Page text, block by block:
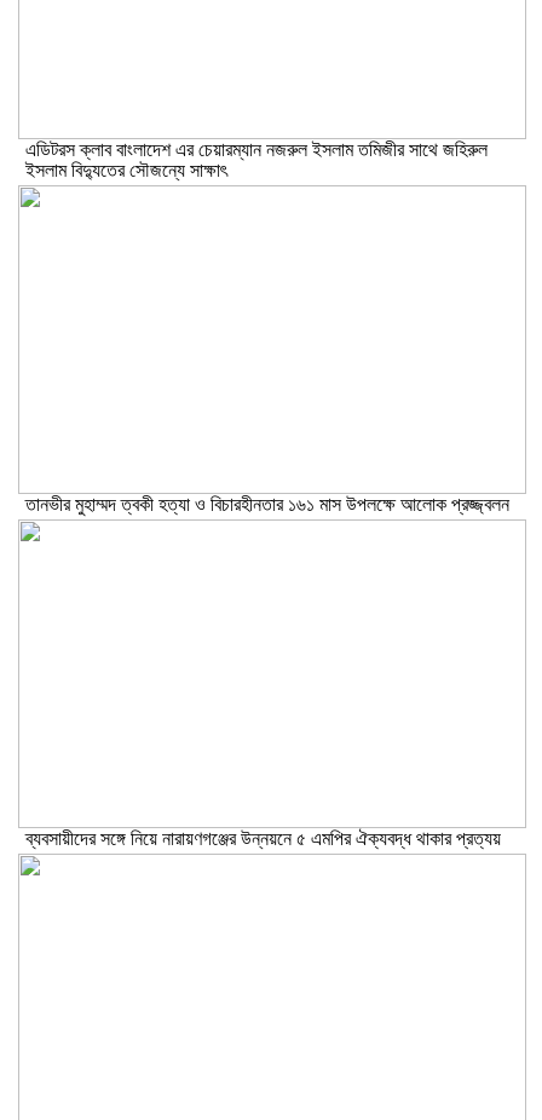
এডিটরস ক্লাব বাংলাদেশ এর চেয়ারম্যান নজরুল ইসলাম তমিজীর সাথে জহিরুল
ইসলাম বিদ্যুতের সৌজন্যে সাক্ষাৎ
তানভীর মুহাম্মদ ত্বকী হত্যা ও বিচারহীনতার ১৬১ মাস উপলক্ষে আলোক প্রজ্জ্বলন
ব্যবসায়ীদের সঙ্গে নিয়ে নারায়ণগঞ্জের উন্নয়নে ৫ এমপির ঐক্যবদ্ধ থাকার প্রত্যয়